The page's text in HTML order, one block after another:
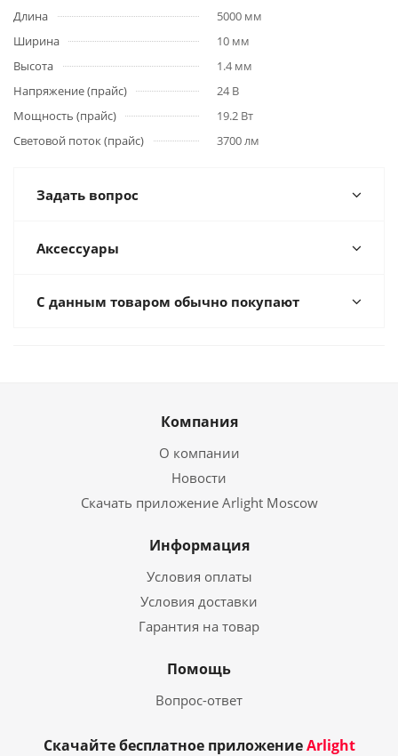
Длина
5000 мм
Ширина
10 мм
Высота
1.4 мм
Напряжение (прайс)
24 В
Мощность (прайс)
19.2 Вт
Световой поток (прайс)
3700 лм
Задать вопрос
Аксессуары
С данным товаром обычно покупают
Компания
О компании
Новости
Скачать приложение Arlight Moscow
Информация
Условия оплаты
Условия доставки
Гарантия на товар
Помощь
Вопрос-ответ
Скачайте бесплатное приложениеArlight